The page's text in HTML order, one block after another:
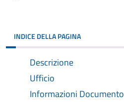
INDICE DELLA PAGINA
Descrizione
Ufficio
Informazioni Documento